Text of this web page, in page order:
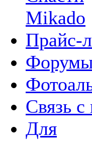
Mikado
Прайс-
Связь
Для